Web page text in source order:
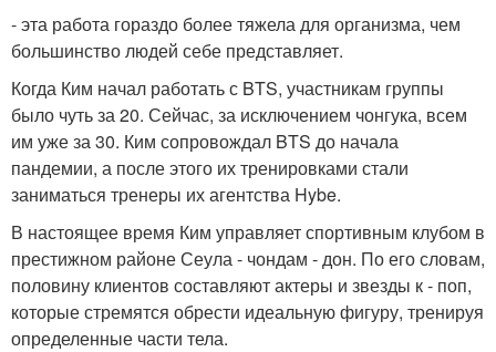
- эта работа гораздо более тяжела для организма, чем
большинство людей себе представляет.
Когда Ким начал работать с BTS, участникам группы
было чуть за 20. Сейчас, за исключением чонгука, всем
им уже за 30. Ким сопровождал BTS до начала
пандемии, а после этого их тренировками стали
заниматься тренеры их агентства Hybe.
В настоящее время Ким управляет спортивным клубом в
престижном районе Сеула - чондам - дон. По его словам,
половину клиентов составляют актеры и звезды к - поп,
которые стремятся обрести идеальную фигуру, тренируя
определенные части тела.